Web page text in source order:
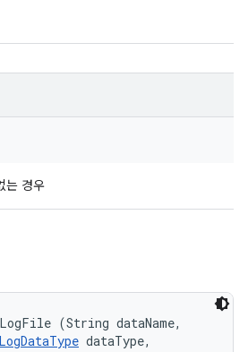
는 경우
(String dataName,
LogDataType dataType,